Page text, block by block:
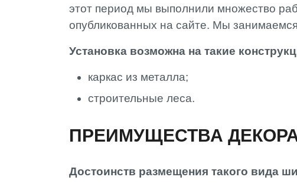
этот период мы выполнили множество
опубликованных на сайте. Мы
Установка возможна на такие
каркас из металла;
строительные леса.
ПРЕИМУЩЕСТВА
Достоинств размещения такого вида